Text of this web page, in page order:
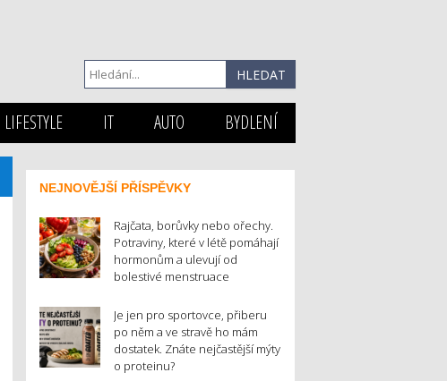
LIFESTYLE IT AUTO BYDLENÍ
NEJNOVĚJŠÍ PŘÍSPĚVKY
Rajčata, borůvky nebo ořechy.
Potraviny, které v létě pomáhají
hormonům a ulevují od
bolestivé menstruace
Je jen pro sportovce, přiberu
po něm a ve stravě ho mám
dostatek. Znáte nejčastější mýty
o proteinu?